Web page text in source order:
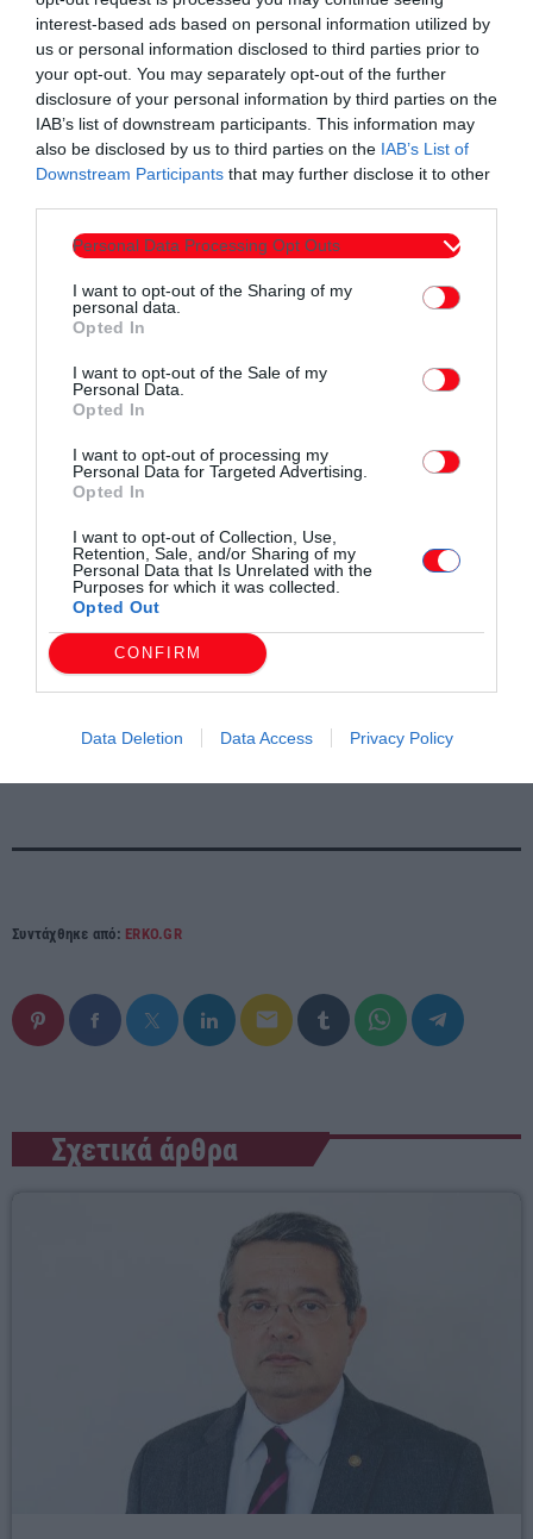
interest-based ads based on personal information utilized by
us or personal information disclosed to third parties prior to
your opt-out. You may separately opt-out of the further
disclosure of your personal information by third parties on the
IAB’s list of downstream participants. This information may
also be disclosed by us to third parties on the IAB’s List of
Downstream Participants that may further disclose it to other
Personal Data Processing Opt Outs
I want to opt-out of the Sharing of my
personal data.
Opted In
I want to opt-out of the Sale of my
Personal Data.
Opted In
I want to opt-out of processing my
Personal Data for Targeted Advertising.
Opted In
I want to opt-out of Collection, Use,
Retention, Sale, and/or Sharing of my
Personal Data that Is Unrelated with the
Purposes for which it was collected.
Opted Out
CONFIRM
Data Deletion Data Access Privacy Policy
Η Japan Tobacco International (JTI) στην Ελλάδα
Η JTI είναι σήμερα η Νο.1 εταιρεία στον κλάδο των
συμβατικών προϊόντων καπνού στην ελληνική αγορά και
διαθέτει τόσο παραγωγική όσο και εξαγωγική δραστηριότητα
στη χώρα με το εργοστάσιο της ΣΕΚΑΠ στην
Ξάνθη. Από τον Οκτώβριο του 2023, η JTI Hellas εισήλθε και
στην κατηγορία των προϊόντων τεχνολογίας
θερμαινόμενου καπνού με τη διεθνή μάρκα της Ploom. Η νέα
μέρος της συνολικής επένδυσης του ομίλου JTI παγκοσμίως
για τα προϊόντα δυνητικά μειωμένου κινδύνου
ύψους 450 δισεκ. γιεν το διάστημα 2024-2026, εστιάζοντας
κυρίως στα προϊόντα θερμαινόμενου καπνού,. Με τις
ετησίως πάνω από το 2% των συνολικών φορολογικών
εσόδων της χώρας, από την απόδοση ΕΦΚ και ΦΠΑ καπνού,
ενώ προμηθεύεται συστηματικά τα εξαιρετικής
ποιότητας ελληνικά καπνά για τα προϊόντα της διεθνώς.
Εκτός από την εγχώρια αγορά, η JTI Ελλάδας έχει και
την ευθύνη των αγορών της Κύπρου, της Μάλτας και του
Ισραήλ, απασχολώντας συνολικά περισσότερους από
300 εργαζομένους.
Συντάχθηκε από: ERKO.GR
email
Σχετικά άρθρα